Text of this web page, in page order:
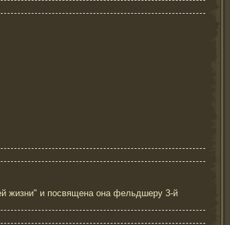
жизни" и посвящена она фельдшеру 3-й